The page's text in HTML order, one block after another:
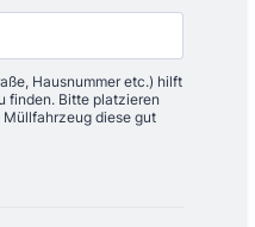
Hausnummer etc.) hilft
finden. Bitte platzieren
Müllfahrzeug diese gut